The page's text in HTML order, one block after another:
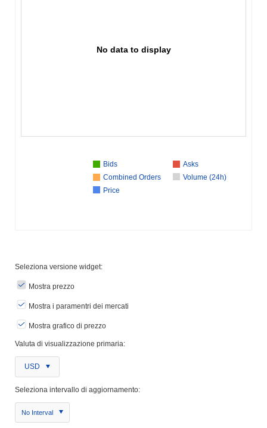
No data to display
Bids
Asks
Combined Orders
Volume (24h)
Price
Seleziona versione widget:
Mostra prezzo
Mostra i paramentri dei mercati
Mostra grafico di prezzo
Valuta di visualizzazione primaria:
USD
Seleziona intervallo di aggiornamento:
No Interval